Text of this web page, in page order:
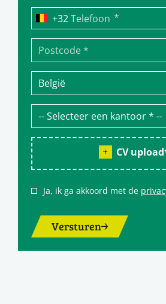
Telefoon *
CV upload
Ja, ik ga akkoord met de
Versturen